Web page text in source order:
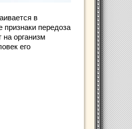
в
передоза
на организм
его